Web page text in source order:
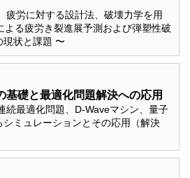
疲労に対する設計法、破壊力学を用
よる疲労き裂進展予測および弾塑性破
現状と課題 〜
基礎と最適化問題解決への応用
続最適化問題、D-Waveマシン、量子
ミュレーションとその応用（解決